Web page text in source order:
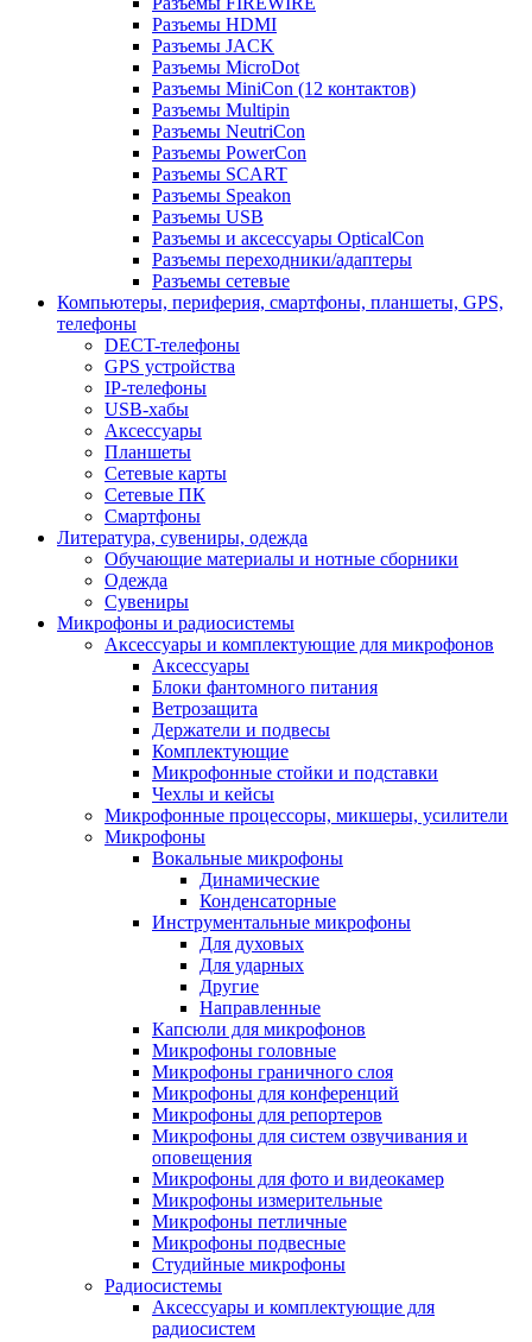
Разъемы HDMI
Разъемы JACK
Разъемы MicroDot
Разъемы MiniCon (12 контактов)
Разъемы Multipin
Разъемы NeutriCon
Разъемы PowerCon
Разъемы SCART
Разъемы Speakon
Разъемы USB
Разъемы и аксессуары OpticalCon
Разъемы переходники/адаптеры
Разъемы сетевые
Компьютеры, периферия, смартфоны, планшеты, GPS,
телефоны
DECT-телефоны
GPS устройства
IP-телефоны
USB-хабы
Аксессуары
Планшеты
Сетевые карты
Сетевые ПК
Смартфоны
Литература, сувениры, одежда
Обучающие материалы и нотные сборники
Одежда
Сувениры
Микрофоны и радиосистемы
Аксессуары и комплектующие для микрофонов
Аксессуары
Блоки фантомного питания
Ветрозащита
Держатели и подвесы
Комплектующие
Микрофонные стойки и подставки
Чехлы и кейсы
Микрофонные процессоры, микшеры, усилители
Микрофоны
Вокальные микрофоны
Динамические
Конденсаторные
Инструментальные микрофоны
Для духовых
Для ударных
Другие
Направленные
Капсюли для микрофонов
Микрофоны головные
Микрофоны граничного слоя
Микрофоны для конференций
Микрофоны для репортеров
Микрофоны для систем озвучивания и
оповещения
Микрофоны для фото и видеокамер
Микрофоны измерительные
Микрофоны петличные
Микрофоны подвесные
Студийные микрофоны
Радиосистемы
Аксессуары и комплектующие для
радиосистем